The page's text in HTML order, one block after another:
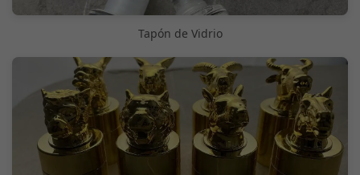
Tapón de Vidrio